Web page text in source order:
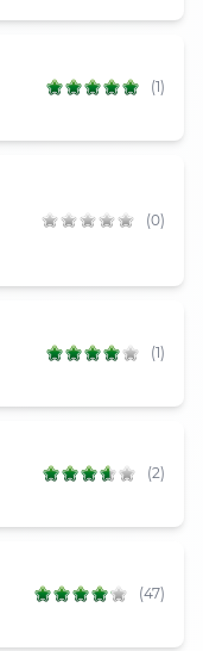
(1)
(0)
(1)
(2)
(47)